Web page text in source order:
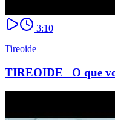
3:10
Tireoide
TIREOIDE_ O que